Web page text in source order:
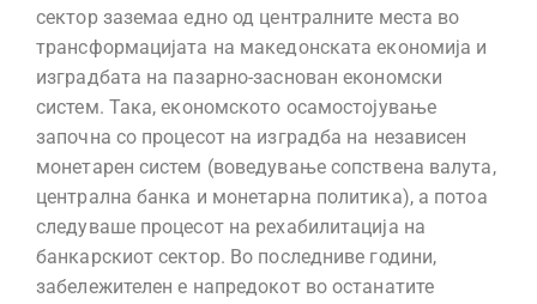
сектор заземаа едно од централните места во
трансформацијата на македонската економија и
изградбата на пазарно-заснован економски
систем. Така, економското осамостојување
започна со процесот на изградба на независен
монетарен систем (воведување сопствена валута,
централна банка и монетарна политика), а потоа
следуваше процесот на рехабилитација на
банкарскиот сектор. Во последниве години,
забележителен е напредокот во останатите